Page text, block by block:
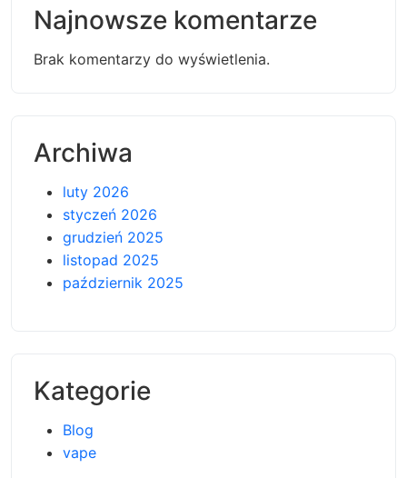
Najnowsze komentarze
Brak komentarzy do wyświetlenia.
Archiwa
luty 2026
styczeń 2026
grudzień 2025
listopad 2025
październik 2025
Kategorie
Blog
vape